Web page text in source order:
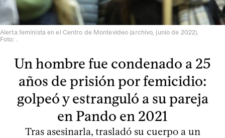
Alerta feminista en el Centro de Montevideo (archivo, junio de 2022).
Foto: .
Un hombre fue condenado a 25
años de prisión por femicidio:
golpeó y estranguló a su pareja
en Pando en 2021
Tras asesinarla, trasladó su cuerpo a un